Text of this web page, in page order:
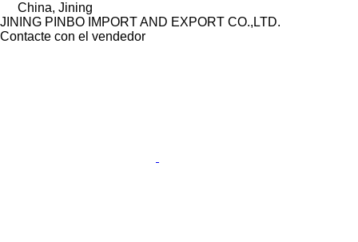
China, Jining
JINING PINBO IMPORT AND EXPORT CO.,LTD.
Contacte con el vendedor